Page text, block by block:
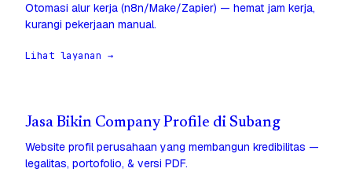
Otomasi alur kerja (n8n/Make/Zapier) — hemat jam kerja,
kurangi pekerjaan manual.
Lihat layanan →
Jasa Bikin Company Profile di Subang
Website profil perusahaan yang membangun kredibilitas —
legalitas, portofolio, & versi PDF.